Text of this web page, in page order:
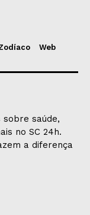
Web
saúde,
no SC 24h.
a diferença